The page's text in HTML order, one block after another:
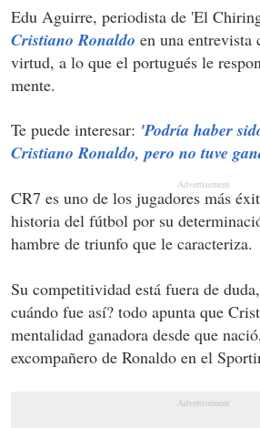
Edu Aguirre, periodista de 'El
Cristiano Ronaldo en una entrevista
virtud, a lo que el portugués le
mente.
Te puede interesar: 'Podría haber
Cristiano Ronaldo, pero no tuve
CR7 es uno de los jugadores más
historia del fútbol por su
hambre de triunfo que le caracteriza.
Su competitividad está fuera de
cuándo fue así? todo apunta que
mentalidad ganadora desde que
excompañero de Ronaldo en el